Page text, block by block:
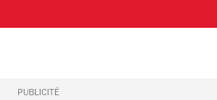
PUBLICITÉ